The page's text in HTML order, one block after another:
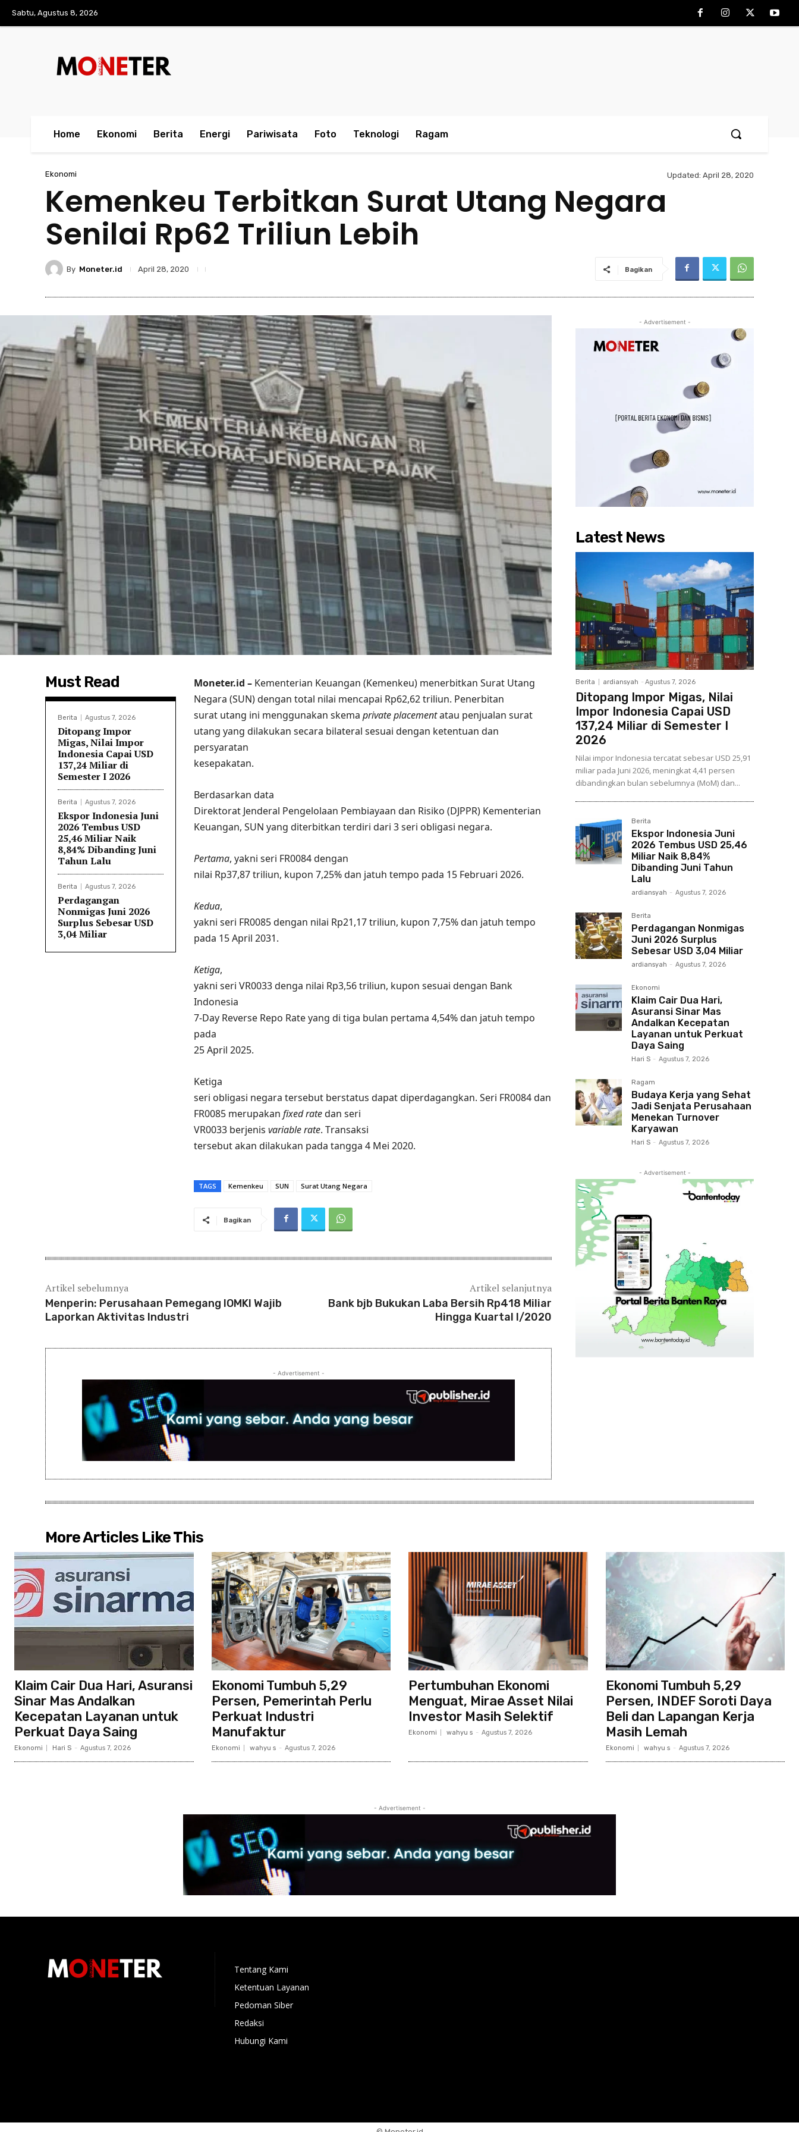
Sabtu, Agustus 8, 2026
Home Ekonomi Berita Energi Pariwisata Foto Teknologi Ragam
Ekonomi Updated: April 28, 2020
Kemenkeu Terbitkan Surat Utang Negara
Senilai Rp62 Triliun Lebih
By Moneter.id April 28, 2020 Bagikan
Must Read
Berita Agustus 7, 2026
Ditopang Impor
Migas, Nilai Impor
Indonesia Capai USD
137,24 Miliar di
Semester I 2026
Berita Agustus 7, 2026
Ekspor Indonesia Juni
2026 Tembus USD
25,46 Miliar Naik
8,84% Dibanding Juni
Tahun Lalu
Berita Agustus 7, 2026
Perdagangan
Nonmigas Juni 2026
Surplus Sebesar USD
3,04 Miliar
Moneter.id – Kementerian Keuangan (Kemenkeu) menerbitkan Surat Utang
Negara (SUN) dengan total nilai mencapai Rp62,62 triliun. Penerbitan
surat utang ini menggunakan skema private placementatau penjualan surat
utang yang dilakukan secara bilateral sesuai dengan ketentuan dan
persyaratan
kesepakatan.
Berdasarkan data
Direktorat Jenderal Pengelolaan Pembiayaan dan Risiko (DJPPR) Kementerian
Keuangan, SUN yang diterbitkan terdiri dari 3 seri obligasi negara.
Pertama, yakni seri FR0084 dengan
nilai Rp37,87 triliun, kupon 7,25% dan jatuh tempo pada 15 Februari 2026.
Kedua,
yakni seri FR0085 dengan nilai Rp21,17 triliun, kupon 7,75% dan jatuh tempo
pada 15 April 2031.
Ketiga,
yakni seri VR0033 denga nilai Rp3,56 triliun, kupon sesuai dengan Bank
Indonesia
7-Day Reverse Repo Rate yang di tiga bulan pertama 4,54% dan jatuh tempo
pada
25 April 2025.
Ketiga
seri obligasi negara tersebut berstatus dapat diperdagangkan. Seri FR0084 dan
FR0085 merupakan fixed ratedan seri
VR0033 berjenis variable rate. Transaksi
tersebut akan dilakukan pada tangga 4 Mei 2020.
TAGS Kemenkeu SUN Surat Utang Negara
Bagikan
Artikel sebelumnya
Menperin: Perusahaan Pemegang IOMKI Wajib
Laporkan Aktivitas Industri
Artikel selanjutnya
Bank bjb Bukukan Laba Bersih Rp418 Miliar
Hingga Kuartal I/2020
- Advertisement -
- Advertisement -
Latest News
Berita ardiansyah - Agustus 7, 2026
Ditopang Impor Migas, Nilai
Impor Indonesia Capai USD
137,24 Miliar di Semester I
2026
Nilai impor Indonesia tercatat sebesar USD 25,91
miliar pada Juni 2026, meningkat 4,41 persen
dibandingkan bulan sebelumnya (MoM) dan...
Berita
Ekspor Indonesia Juni
2026 Tembus USD 25,46
Miliar Naik 8,84%
Dibanding Juni Tahun
Lalu
ardiansyah - Agustus 7, 2026
Berita
Perdagangan Nonmigas
Juni 2026 Surplus
Sebesar USD 3,04 Miliar
ardiansyah - Agustus 7, 2026
Ekonomi
Klaim Cair Dua Hari,
Asuransi Sinar Mas
Andalkan Kecepatan
Layanan untuk Perkuat
Daya Saing
Hari S - Agustus 7, 2026
Ragam
Budaya Kerja yang Sehat
Jadi Senjata Perusahaan
Menekan Turnover
Karyawan
Hari S - Agustus 7, 2026
- Advertisement -
More Articles Like This
Klaim Cair Dua Hari, Asuransi
Sinar Mas Andalkan
Kecepatan Layanan untuk
Perkuat Daya Saing
Ekonomi Hari S - Agustus 7, 2026
Ekonomi Tumbuh 5,29
Persen, Pemerintah Perlu
Perkuat Industri
Manufaktur
Ekonomi wahyu s - Agustus 7, 2026
Pertumbuhan Ekonomi
Menguat, Mirae Asset Nilai
Investor Masih Selektif
Ekonomi wahyu s - Agustus 7, 2026
Ekonomi Tumbuh 5,29
Persen, INDEF Soroti Daya
Beli dan Lapangan Kerja
Masih Lemah
Ekonomi wahyu s - Agustus 7, 2026
- Advertisement -
Tentang Kami
Ketentuan Layanan
Pedoman Siber
Redaksi
Hubungi Kami